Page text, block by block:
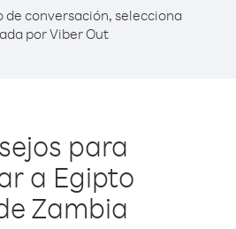
de conversación, selecciona
por Viber Out
para
a Egipto
Zambia